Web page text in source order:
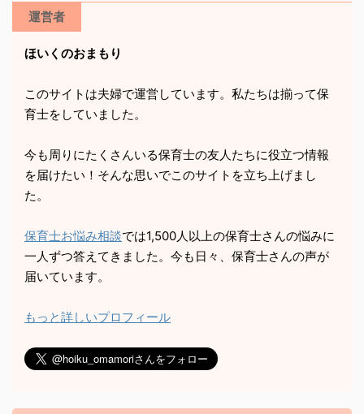
運営者
ほいくのおまもり
このサイトは夫婦で運営しています。私たちは揃って保
育士をしていました。
今も周りにたくさんいる保育士の友人たちに役立つ情報
を届けたい！そんな思いでこのサイトを立ち上げまし
た。
保育士お悩み相談では1,500人以上の保育士さんの悩みに
一人ずつ答えてきました。今も日々、保育士さんの声が
届いています。
もっと詳しいプロフィール